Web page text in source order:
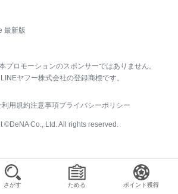
最新版
プロモーションのスポンサーではありません。
ヤフー株式会社の登録商標です。
利用規約注意事項プライバシーポリシー
©DeNA Co., Ltd. All rights reserved.
さがす ためる ポイント獲得